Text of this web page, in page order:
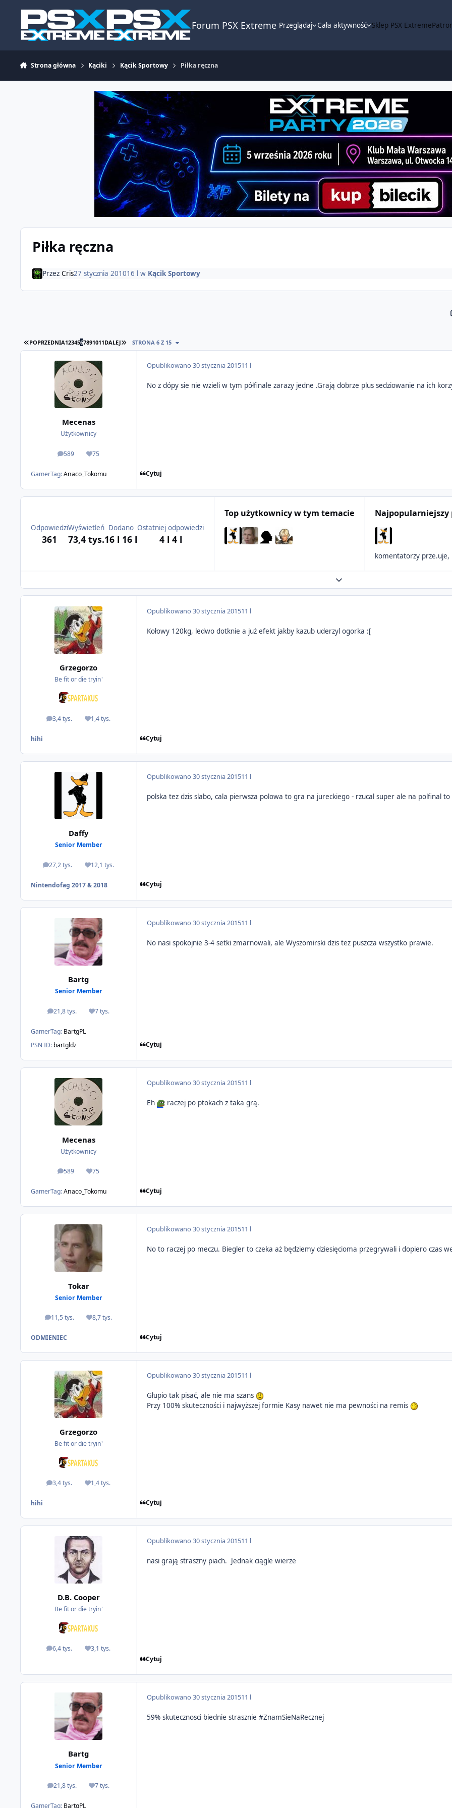
Forum PSX Extreme Przeglądaj Cała aktywność Sklep PSX Extreme
Strona główna Kąciki Kącik Sportowy Piłka ręczna
Piłka ręczna
PrzezCris27 stycznia 201016 lw Kącik Sportowy
PIERWSZA STRONA
POPRZEDNIA1234567891011DALEJ OSTATNIA STRONA
STRONA 6 Z 15
Mecenas
Użytkownicy
589
odpowiedzi
75
Reputacja
GamerTag:Anaco_Tokomu
Opublikowano30 stycznia 201511 l
No z dópy sie nie wzieli w tym półfinale zarazy jedne .Grają dobrze plus sedziowanie na ich
Cytuj
Odpowiedzi
361
Wyświetleń
73,4 tys.
Dodano
16 l 16 l
Ostatniej odpowiedzi
4 l 4 l
Top użytkownicy w tym temacie Najpopularniejszy
Expand topic overview
Grzegorzo
Be fit or die tryin'
3,4 tys.
odpowiedzi1,4 tys.
Reputacja
hihi
Opublikowano30 stycznia 201511 l
Kołowy 120kg, ledwo dotknie a już efekt jakby kazub uderzyl ogorka :[
Cytuj
Daffy
Senior Member
27,2 tys.
odpowiedzi12,1 tys.
Reputacja
Nintendofag 2017 & 2018
Opublikowano30 stycznia 201511 l
polska tez dzis slabo, cala pierwsza polowa to gra na jureckiego - rzucal super ale na polfinal
Cytuj
Bartg
Senior Member
21,8 tys.
odpowiedzi7 tys.
Reputacja
GamerTag: BartgPL
PSN ID: bartgldz
Opublikowano30 stycznia 201511 l
No nasi spokojnie 3-4 setki zmarnowali, ale Wyszomirski dzis tez puszcza wszystko prawie.
Cytuj
Mecenas
Użytkownicy
589
odpowiedzi
75
Reputacja
GamerTag:Anaco_Tokomu
Opublikowano30 stycznia 201511 l
Eh raczej po ptokach z taka grą.
Cytuj
Tokar
Senior Member
11,5 tys.
odpowiedzi8,7 tys.
Reputacja
ODMIENIEC
Opublikowano30 stycznia 201511 l
No to raczej po meczu. Biegler to czeka aż będziemy dziesięcioma przegrywali i dopiero czas
Cytuj
Grzegorzo
Be fit or die tryin'
3,4 tys.
odpowiedzi1,4 tys.
Reputacja
hihi
Opublikowano30 stycznia 201511 l
Głupio tak pisać, ale nie ma szans
Przy 100% skuteczności i najwyższej formie Kasy nawet nie ma pewności na remis
Cytuj
D.B. Cooper
Be fit or die tryin'
6,4 tys.
odpowiedzi3,1 tys.
Reputacja
Opublikowano30 stycznia 201511 l
nasi grają straszny piach. Jednak ciągle wierze
Cytuj
Bartg
Senior Member
21,8 tys.
odpowiedzi7 tys.
Reputacja
GamerTag: BartgPL
Opublikowano30 stycznia 201511 l
59% skutecznosci biednie strasznie #ZnamSieNaRecznej